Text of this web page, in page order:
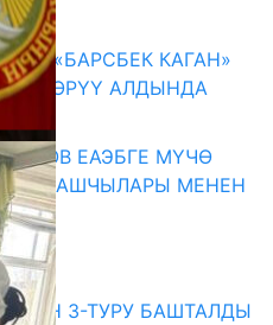
«БАРСБЕК КАГАН»
КӨРҮҮ АЛДЫНДА
ЕАЭБГЕ МҮЧӨ
БАШЧЫЛАРЫ МЕНЕН
3-ТУРУ БАШТАЛДЫ